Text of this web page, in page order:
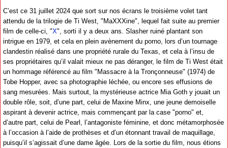
C’est ce 31 juillet 2024 que sort sur nos écrans le troisième volet tant
attendu de la trilogie de Ti West, "MaXXXine", lequel fait suite au premier
film de celle-ci, "X", sorti il y a deux ans. Slasher ruiné plantant son
intrigue en 1979, et cela en plein avènement du porno, lors d’un tournage
clandestin réalisé dans une propriété rurale du Texas, et cela à l’insu de
ses propriétaires qu’il valait mieux ne pas déranger, le film de Ti West était
un hommage référencé au film "Massacre à la Tronçonneuse" (1974) de
Tobe Hopper, avec sa photographie léchée, ou encore ses effusions de
sang mesurées. Mais surtout, la mystérieuse actrice Mia Goth y jouait un
double rôle, soit, d’une part, celui de Maxine Minx, une jeune demoiselle
aspirant à devenir actrice, mais commençant par la case "porno" et,
d’autre part, celui de Pearl, l’antagoniste féminine, et donc métamorphosée
à l’occasion à l’aide de prothèses et d’un étonnant travail de maquillage,
puisqu’il s’agissait d’une dame âgée. Lors de la sortie du film, nous étions